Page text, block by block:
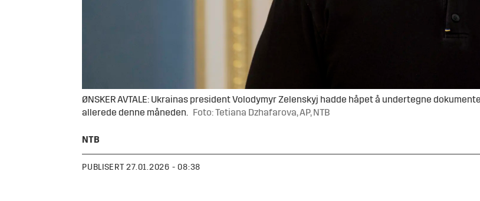
ØNSKER AVTALE: Ukrainas president Volodymyr Zelenskyj hadde håpet å undertegne
allerede denne måneden.
Foto: Tetiana Dzhafarova, AP, NTB
NTB
PUBLISERT 27.01.2026 - 08:38